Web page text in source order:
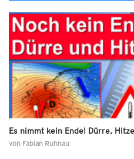
Es nimmt kein Ende! Dürre,
von Fabian Ruhnau